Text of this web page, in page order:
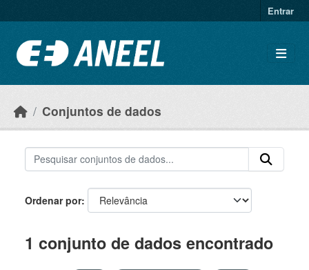
Entrar
Conjuntos de dados
Ordenar por
1 conjunto de dados encontrado